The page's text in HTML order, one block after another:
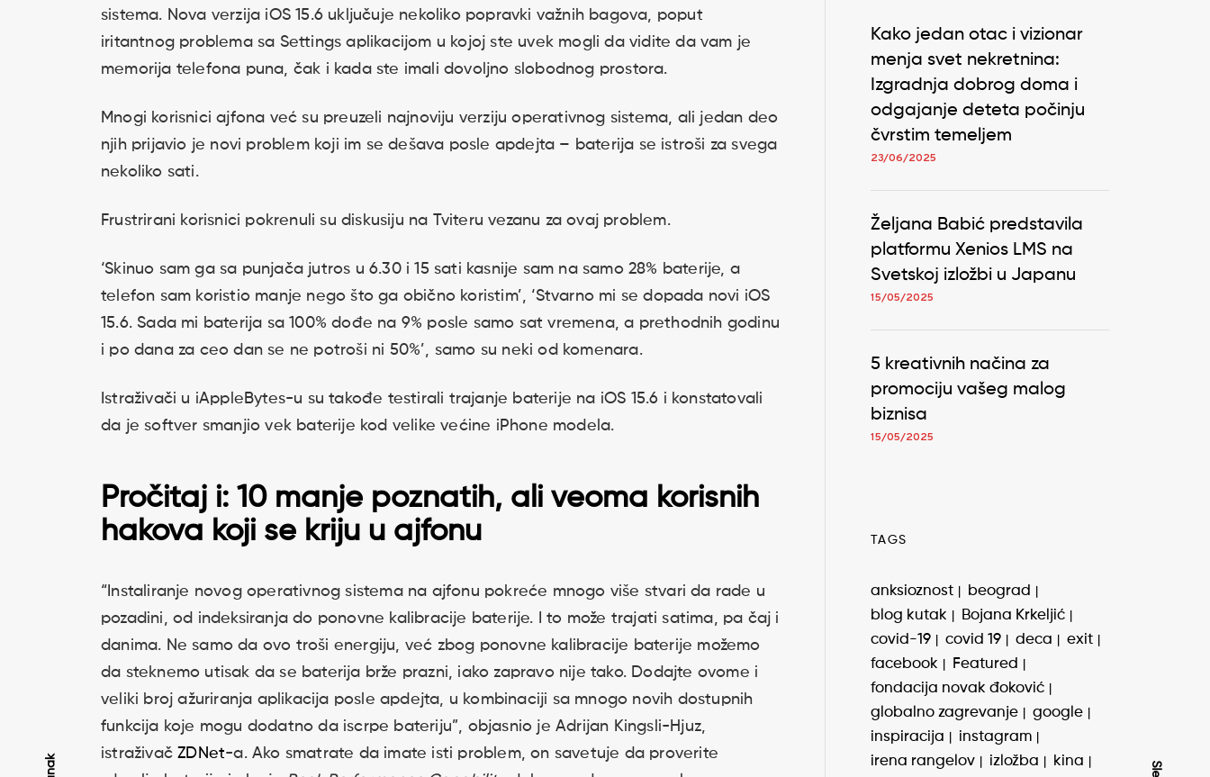
sistema. Nova verzija iOS 15.6 uključuje nekoliko popravki važnih bagova, poput
iritantnog problema sa Settings aplikacijom u kojoj ste uvek mogli da vidite da vam je
memorija telefona puna, čak i kada ste imali dovoljno slobodnog prostora.
Mnogi korisnici ajfona već su preuzeli najnoviju verziju operativnog sistema, ali jedan deo
njih prijavio je novi problem koji im se dešava posle apdejta – baterija se istroši za svega
nekoliko sati.
Frustrirani korisnici pokrenuli su diskusiju na Tviteru vezanu za ovaj problem.
‘Skinuo sam ga sa punjača jutros u 6.30 i 15 sati kasnije sam na samo 28% baterije, a
telefon sam koristio manje nego što ga obično koristim’, ‘Stvarno mi se dopada novi iOS
15.6. Sada mi baterija sa 100% dođe na 9% posle samo sat vremena, a prethodnih godinu
i po dana za ceo dan se ne potroši ni 50%’, samo su neki od komenara.
Istraživači u iAppleBytes-u su takođe testirali trajanje baterije na iOS 15.6 i konstatovali
da je softver smanjio vek baterije kod velike većine iPhone modela.
Pročitaj i: 10 manje poznatih, ali veoma korisnih
hakova koji se kriju u ajfonu
“Instaliranje novog operativnog sistema na ajfonu pokreće mnogo više stvari da rade u
pozadini, od indeksiranja do ponovne kalibracije baterije. I to može trajati satima, pa čaj i
danima. Ne samo da ovo troši energiju, već zbog ponovne kalibracije baterije možemo
da steknemo utisak da se baterija brže prazni, iako zapravo nije tako. Dodajte ovome i
veliki broj ažuriranja aplikacija posle apdejta, u kombinaciji sa mnogo novih dostupnih
funkcija koje mogu dodatno da iscrpe bateriju”, objasnio je Adrijan Kingsli-Hjuz,
istraživačZDNet-a. Ako smatrate da imate isti problem, on savetuje da proverite
Kako jedan otac i vizionar
menja svet nekretnina:
Izgradnja dobrog doma i
odgajanje deteta počinju
čvrstim temeljem
23/06/2025
Željana Babić predstavila
platformu Xenios LMS na
Svetskoj izložbi u Japanu
15/05/2025
5 kreativnih načina za
promociju vašeg malog
biznisa
15/05/2025
TAGS
anksioznost
beograd
blog kutak
Bojana Krkeljić
covid-19
covid 19 deca
exit
facebook
Featured
fondacija novak đoković
globalno zagrevanje
google
inspiracija
instagram
irena rangelov
izložba
kina